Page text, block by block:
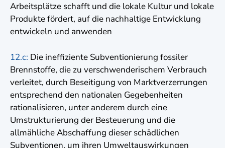
Arbeitsplätze schafft und die lokale Kultur und lokale
Produkte fördert, auf die nachhaltige Entwicklung
entwickeln und anwenden
12.c: Die ineffiziente Subventionierung fossiler
Brennstoffe, die zu verschwenderischem Verbrauch
verleitet, durch Beseitigung von Marktverzerrungen
entsprechend den nationalen Gegebenheiten
rationalisieren, unter anderem durch eine
Umstrukturierung der Besteuerung und die
allmähliche Abschaffung dieser schädlichen
Subventionen, um ihren Umweltauswirkungen